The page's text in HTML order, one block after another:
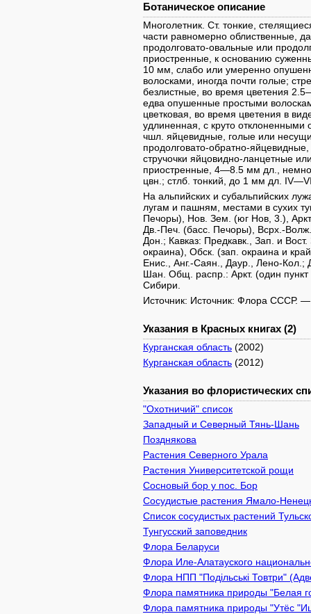
Ботаническое описание
Многолетник. Ст. тонкие,
части равномерно облиственные,
продолговато-овальные или
приостренные, к основанию
10 мм, слабо или умеренно
волосками, иногда почти голые;
безлистные, во время цветения
едва опушенные простыми
цветковая, во время цветения в
удлиненная, с круто отклоненными
чшл. яйцевидные, голые или
продолговато-обратно-
стручочки яйцовидно-ланцетные
приостренные, 4—8.5 мм дл.,
цвн.; стлб. тонкий, до 1 мм дл.
На альпийских и субальпийских
лугам и пашням, местами в сухих
Печоры), Нов. Зем. (юг Нов, 3.),
Дв.-Печ. (басс. Печоры), Всрх.-
Дон.; Кавказ: Предкавк., Зап. и
окраина), Обск. (зап. окраина и
Енис., Анг.-Саян., Даур., Лено-Кол.;
Шан. Общ. распр.: Аркт. (один
Сибири.
Источник: Источник: Флора
Указания в Красных книгах (2)
Курганская область (2002)
Курганская область (2012)
Указания во флористических
"Охотничий" список
Западный и Северный Тянь-Шань
Позднякова
Растения Северного Урала
Растения Университетской рощи
Сосновый бор у пос. Бор
Сосудистые растения Ямало-
Список сосудистых растений
Тунгусский заповедник
Флора Беларуси
Флора Иле-Алатауского
Флора НПП "Подільські Товтри"
Флора памятника природы "Белая
Флора памятника природы "Утёс